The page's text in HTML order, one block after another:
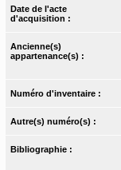
Date de l'acte
d'acquisition :
Ancienne(s)
appartenance(s) :
Numéro d'inventaire :
Autre(s) numéro(s) :
Bibliographie :